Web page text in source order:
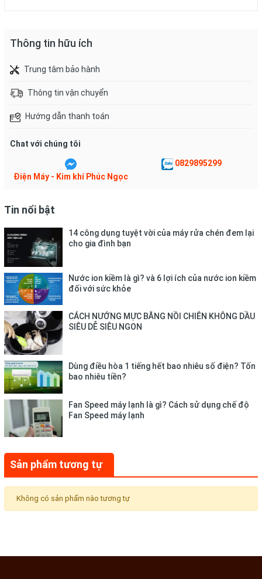
Thông tin hữu ích
Trung tâm bảo hành
Thông tin vận chuyển
Hướng dẫn thanh toán
Chat với chúng tôi
Điện Máy - Kim khí Phúc Ngọc
0829895299
Tin nổi bật
14 công dụng tuyệt vời của máy rửa chén đem lại
cho gia đình bạn
Nước ion kiềm là gì? và 6 lợi ích của nước ion kiềm
đối với sức khỏe
CÁCH NƯỚNG MỰC BẰNG NỒI CHIÊN KHÔNG DẦU
SIÊU DỄ SIÊU NGON
Dùng điều hòa 1 tiếng hết bao nhiêu số điện? Tốn
bao nhiêu tiền?
Fan Speed máy lạnh là gì? Cách sử dụng chế độ
Fan Speed máy lạnh
Sản phẩm tương tự
Không có sản phẩm nào tương tự